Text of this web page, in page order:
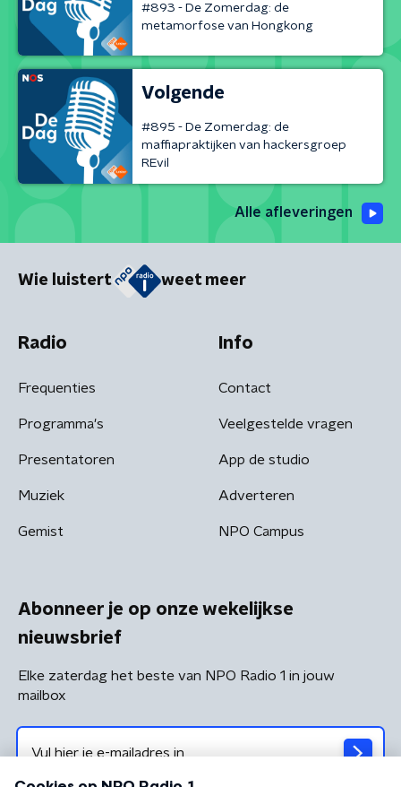
#893 - De Zomerdag: de
metamorfose van Hongkong
Volgende
#895 - De Zomerdag: de
maffiapraktijken van hackersgroep
REvil
Alle afleveringen
Wie luistert weet meer
Radio
Frequenties
Programma's
Presentatoren
Muziek
Gemist
Info
Contact
Veelgestelde vragen
App de studio
Adverteren
NPO Campus
Abonneer je op onze wekelijkse
nieuwsbrief
Elke zaterdag het beste van NPO Radio 1 in jouw
mailbox